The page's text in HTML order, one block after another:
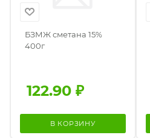
БЗМЖ сметана 15%
400г
122.90 ₽
В КОРЗИНУ